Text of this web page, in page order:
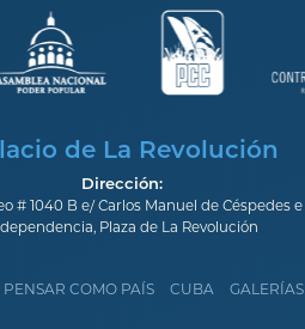
de La Revolución
Dirección:
# 1040 B e/ Carlos Manuel de Céspedes e
Plaza de La Revolución
PENSAR COMO PAÍS CUBA GALERÍAS